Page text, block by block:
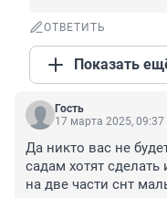
ОТВЕТИТЬ
Показать
Гость
17 марта 2025, 09:37
Да никто вас не
садам хотят
на две части снт